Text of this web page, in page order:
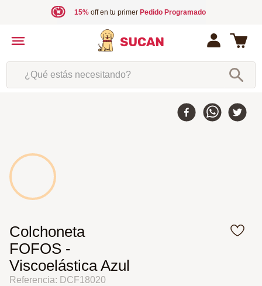
15%off en tu primer Pedido Programado
¿Qué estás necesitando?
-30 %
Colchoneta
FOFOS -
Viscoelástica Azul
Referencia: DCF18020